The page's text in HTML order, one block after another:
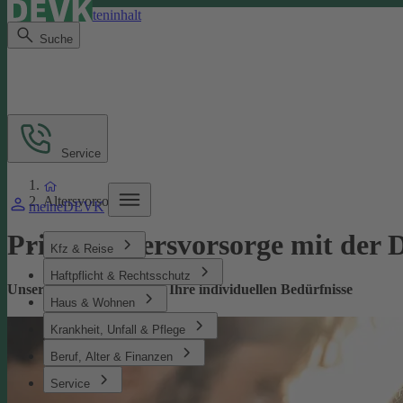
Direkt zum Seiteninhalt
Suche
meineDEVK
Kfz & Reise
Haftpflicht & Rechtsschutz
Haus & Wohnen
Krankheit, Unfall & Pflege
Beruf, Alter & Finanzen
Service
Service
Altersvorsorge
Private­ Altersvorsorge mit der
Unsere Altersvorsorge für Ihre individuellen Bedürfnisse